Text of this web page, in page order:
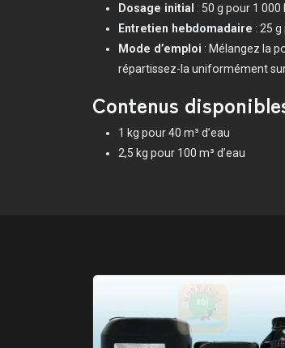
Dosage initial : 50 g pour 1 000
Entretien hebdomadaire : 25 g
Mode d’emploi : Mélangez la
répartissez-la uniformément
Contenus
1 kg pour 40 m³ d’eau
2,5 kg pour 100 m³ d’eau